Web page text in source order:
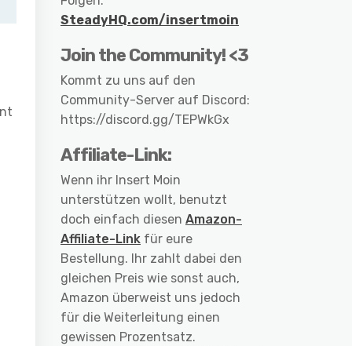
SteadyHQ.com/insertmoin
Join the Community! <3
Kommt zu uns auf den
Community-Server auf Discord:
https://discord.gg/TEPWkGx
Affiliate-Link:
Wenn ihr Insert Moin
unterstützen wollt, benutzt
doch einfach diesen Amazon-
Affiliate-Link für eure
Bestellung. Ihr zahlt dabei den
gleichen Preis wie sonst auch,
Amazon überweist uns jedoch
für die Weiterleitung einen
gewissen Prozentsatz.